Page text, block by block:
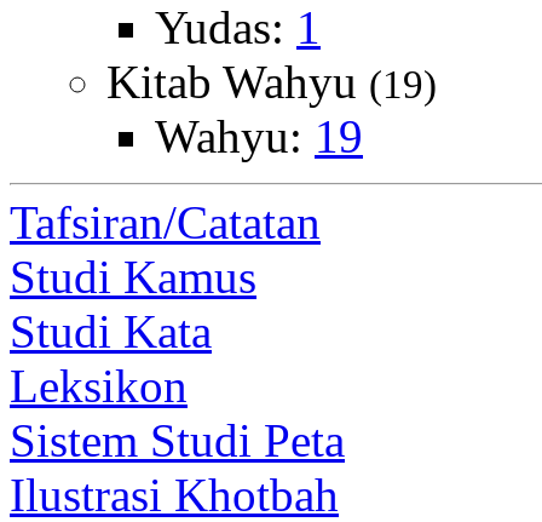
Yudas: 1
Kitab Wahyu (19)
Wahyu: 19
Tafsiran/Catatan
Studi Kamus
Studi Kata
Leksikon
Sistem Studi Peta
Ilustrasi Khotbah